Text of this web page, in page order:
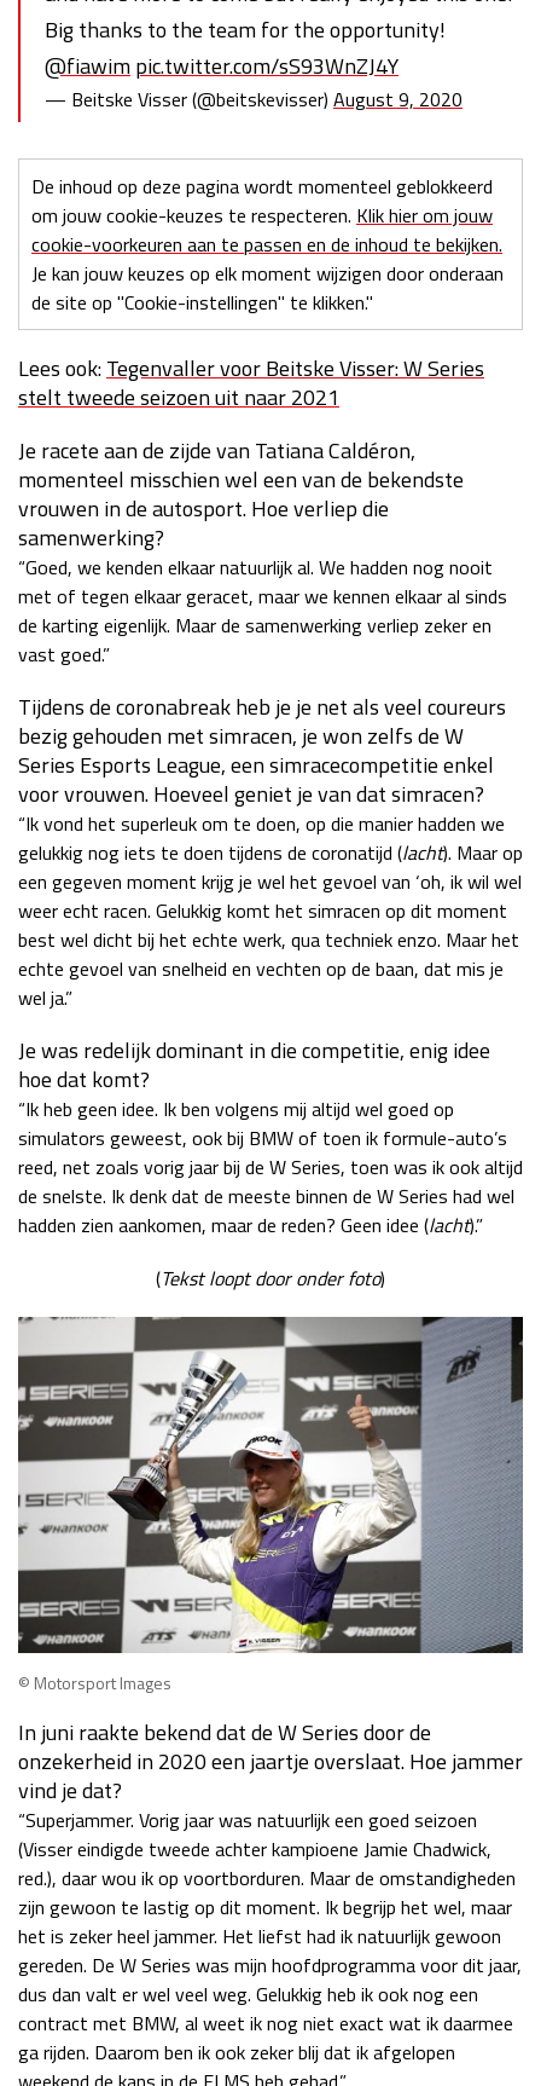
Big thanks to the team for the opportunity!
@fiawimpic.twitter.com/sS93WnZJ4Y
— Beitske Visser (@beitskevisser) August 9, 2020
De inhoud op deze pagina wordt momenteel geblokkeerd
om jouw cookie-keuzes te respecteren. Klik hier om jouw
cookie-voorkeuren aan te passen en de inhoud te bekijken.
Je kan jouw keuzes op elk moment wijzigen door onderaan
de site op "Cookie-instellingen" te klikken."
Lees ook:Tegenvaller voor Beitske Visser: W Series
stelt tweede seizoen uit naar 2021
Je racete aan de zijde van Tatiana Caldéron,
momenteel misschien wel een van de bekendste
vrouwen in de autosport. Hoe verliep die
samenwerking?
“Goed, we kenden elkaar natuurlijk al. We hadden nog nooit
met of tegen elkaar geracet, maar we kennen elkaar al sinds
de karting eigenlijk. Maar de samenwerking verliep zeker en
vast goed.”
Tijdens de coronabreak heb je je net als veel coureurs
bezig gehouden met simracen, je won zelfs de W
Series Esports League, een simracecompetitie enkel
voor vrouwen. Hoeveel geniet je van dat simracen?
“Ik vond het superleuk om te doen, op die manier hadden we
gelukkig nog iets te doen tijdens de coronatijd (lacht). Maar op
een gegeven moment krijg je wel het gevoel van ‘oh, ik wil wel
weer echt racen. Gelukkig komt het simracen op dit moment
best wel dicht bij het echte werk, qua techniek enzo. Maar het
echte gevoel van snelheid en vechten op de baan, dat mis je
wel ja.”
Je was redelijk dominant in die competitie, enig idee
hoe dat komt?
“Ik heb geen idee. Ik ben volgens mij altijd wel goed op
simulators geweest, ook bij BMW of toen ik formule-auto’s
reed, net zoals vorig jaar bij de W Series, toen was ik ook altijd
de snelste. Ik denk dat de meeste binnen de W Series had wel
hadden zien aankomen, maar de reden? Geen idee (lacht).”
(Tekst loopt door onder foto)
© Motorsport Images
In juni raakte bekend dat de W Series door de
onzekerheid in 2020 een jaartje overslaat. Hoe jammer
vind je dat?
“Superjammer. Vorig jaar was natuurlijk een goed seizoen
(Visser eindigde tweede achter kampioene Jamie Chadwick,
red.), daar wou ik op voortborduren. Maar de omstandigheden
zijn gewoon te lastig op dit moment. Ik begrijp het wel, maar
het is zeker heel jammer. Het liefst had ik natuurlijk gewoon
gereden. De W Series was mijn hoofdprogramma voor dit jaar,
dus dan valt er wel veel weg. Gelukkig heb ik ook nog een
contract met BMW, al weet ik nog niet exact wat ik daarmee
ga rijden. Daarom ben ik ook zeker blij dat ik afgelopen